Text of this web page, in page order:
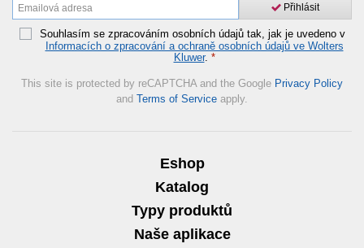
Přihlásit
Souhlasím se zpracováním osobních údajů tak, jak je uvedeno v
Informacích o zpracování a ochraně osobních údajů ve Wolters
Kluwer. *
This site is protected by reCAPTCHA and the Google Privacy Policy
and Terms of Service apply.
Eshop
Katalog
Typy produktů
Naše aplikace